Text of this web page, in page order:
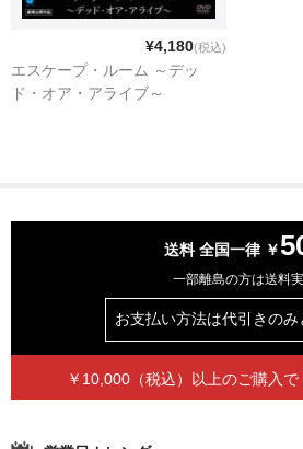
戦争映画シリーズ
エド・ウッド コレクション
フィルム・ノワール ベストセ
フラッシュゴードン
ベイジル・ラスボーン版シャー
¥4,180(税込)
エスケープ・ルーム ～デッ
ド・オア・アライブ～
送料 全国一律 ￥
一部離島の方は送料
お支払い方法は代引きのみ
￥10,000（税込）以上のご購入で